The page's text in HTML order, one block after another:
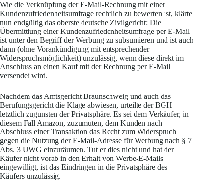
Wie die Verknüpfung der E-Mail-Rechnung mit einer
Kundenzufriedenheitsumfrage rechtlich zu bewerten ist, klärte
nun endgültig das oberste deutsche Zivilgericht: Die
Übermittlung einer Kundenzufriedenheitsumfrage per E-Mail
ist unter den Begriff der Werbung zu subsumieren und ist auch
dann (ohne Vorankündigung mit entsprechender
Widerspruchsmöglichkeit) unzulässig, wenn diese direkt im
Anschluss an einen Kauf mit der Rechnung per E-Mail
versendet wird.
Nachdem das Amtsgericht Braunschweig und auch das
Berufungsgericht die Klage abwiesen, urteilte der BGH
letztlich zugunsten der Privatsphäre. Es sei dem Verkäufer, in
diesem Fall Amazon, zuzumuten, dem Kunden nach
Abschluss einer Transaktion das Recht zum Widerspruch
gegen die Nutzung der E-Mail-Adresse für Werbung nach § 7
Abs. 3 UWG einzuräumen. Tut er dies nicht und hat der
Käufer nicht vorab in den Erhalt von Werbe-E-Mails
eingewilligt, ist das Eindringen in die Privatsphäre des
Käufers unzulässig.